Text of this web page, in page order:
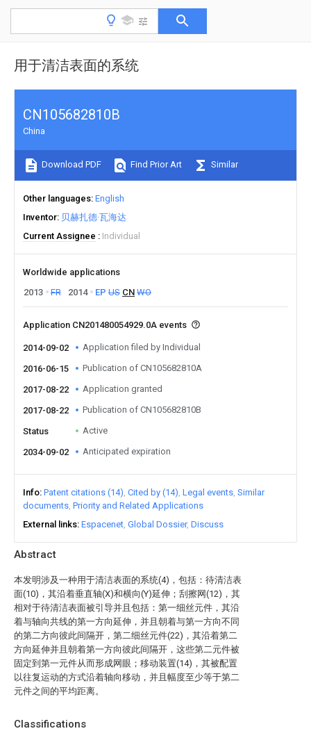
用于清洁表面的系统
Abstract
本发明涉及一种用于清洁表面的系统(4)，包括：待清洁表
面(10)，其沿着垂直轴(X)和横向(Y)延伸；刮擦网(12)，其
相对于待清洁表面被引导并且包括：第一细丝元件，其沿
着与轴向共线的第一方向延伸，并且朝着与第一方向不同
的第二方向彼此间隔开，第二细丝元件(22)，其沿着第二
方向延伸并且朝着第一方向彼此间隔开，这些第二元件被
固定到第一元件从而形成网眼；移动装置(14)，其被配置
以往复运动的方式沿着轴向移动，并且幅度至少等于第二
元件之间的平均距离。
Classifications
CN105682810B
China
Download PDF Find Prior Art Similar
Other languages English
Inventor 贝赫扎德·瓦海达
Current Assignee
Individual
Worldwide applications
2013
FR 2014 EP US CN WO
Application CN201480054929.0A events
2014-09-02 Application filed by Individual
2016-06-15 Publication of CN105682810A
2017-08-22 Application granted
2017-08-22 Publication of CN105682810B
Status Active
2034-09-02 Anticipated expiration
Info Patent citations (14) Cited by (14) Legal events Similar
documents Priority and Related Applications
External links Espacenet Global Dossier Discuss